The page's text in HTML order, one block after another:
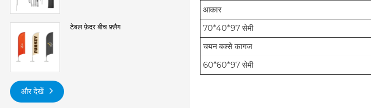
टेबल फ़ेदर बीच फ़्लैग
और देखें
आकार
70*40*97 सेमी
चयन बक्से कागज
60*60*97 सेमी